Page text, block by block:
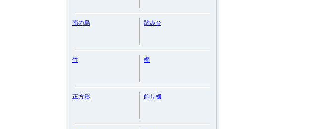
南の島 踏み台
竹 棚
正方形 飾り棚